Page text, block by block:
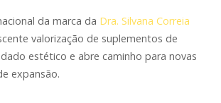
da marca da Dra. Silvana Correia
valorização de suplementos de
estético e abre caminho para novas
expansão.